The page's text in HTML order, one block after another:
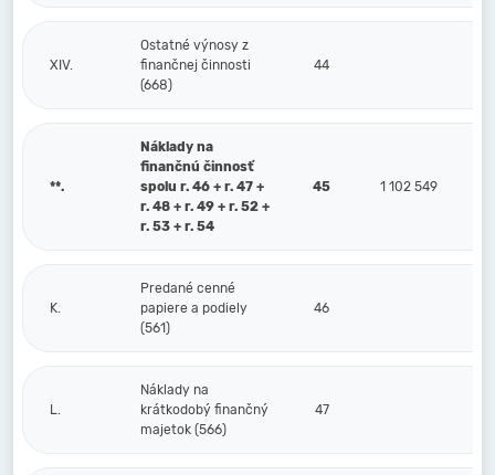
XIV.
Ostatné výnosy z
finančnej činnosti
(668)
44
**.
Náklady na
finančnú činnosť
spolu r. 46 + r. 47 +
r. 48 + r. 49 + r. 52 +
r. 53 + r. 54
45 1 102 549
K.
Predané cenné
papiere a podiely
(561)
46
L.
Náklady na
krátkodobý finančný
majetok (566)
47